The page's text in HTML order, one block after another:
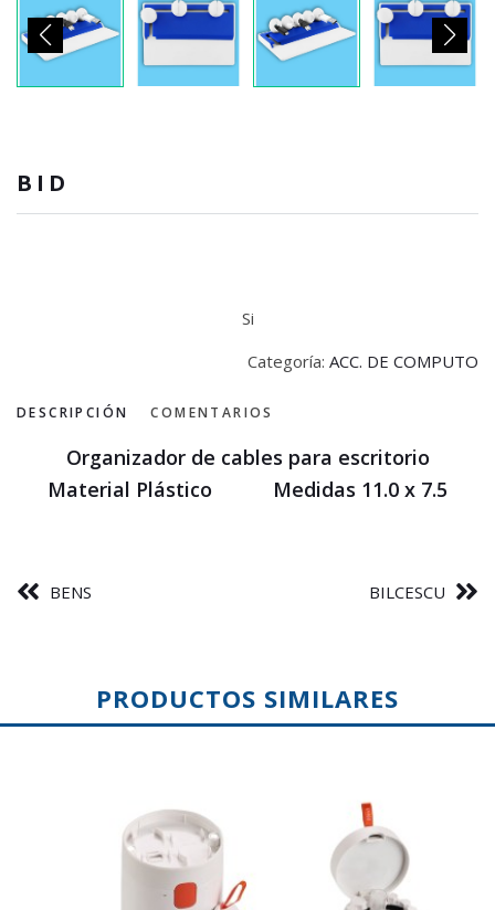
BID
Si
Categoría: ACC. DE COMPUTO
DESCRIPCIÓN COMENTARIOS
Organizador de cables para escritorio
Material Plástico Medidas 11.0 x 7.5
BENS BILCESCU
PRODUCTOS SIMILARES